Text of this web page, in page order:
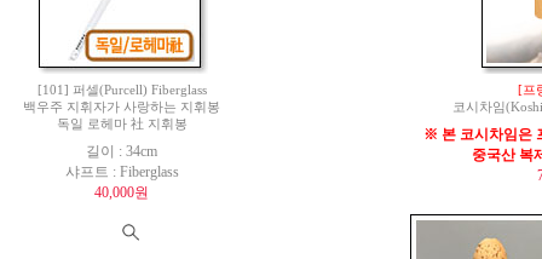
[101] 퍼셀(Purcell) Fiberglass
백우주 지휘자가 사랑하는 지휘봉
독일 로헤마 社 지휘봉
길이 : 34cm
샤프트 : Fiberglass
40,000원
[프
코시차임
※ 본 코시차임은
중국산 복